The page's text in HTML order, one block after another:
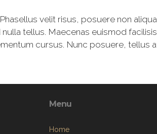
velit risus, posuere non
tellus. Maecenas euismod
cursus. Nunc posuere, tellus
Menu
Home